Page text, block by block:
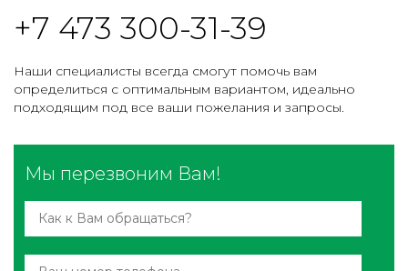
+7 473 300-31-39
Наши специалисты всегда смогут помочь вам
определиться с оптимальным вариантом, идеально
подходящим под все ваши пожелания и запросы.
Мы перезвоним Вам!